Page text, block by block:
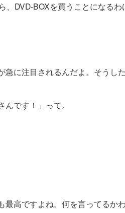
、DVD-BOXを買うことになる
に注目されるんだよ。そうし
です！」って。
高ですよね。何を言ってるか